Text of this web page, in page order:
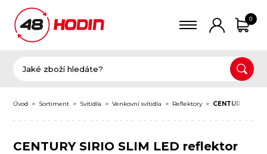
0
Úvod Sortiment Svítidla Venkovní svítidla Reflektory CENTURY
CENTURY SIRIO SLIM LED reflektor